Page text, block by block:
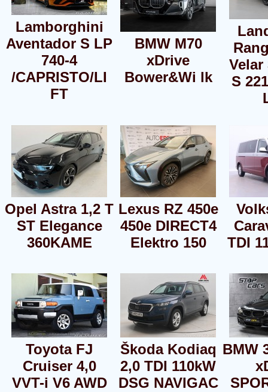
Lamborghini
Aventador S LP
740-4
/CAPRISTO/LI
FT
BMW M70
xDrive
Bower&Wi lk
Velar
S
Opel Astra 1,2 T
ST Elegance
360KAME
Lexus RZ 450e
450e DIRECT4
Elektro 150
TDI
Toyota FJ
Cruiser 4,0
VVT-i V6 AWD
Škoda Kodiaq
2,0 TDI 110kW
DSG NAVIGAC
BMW